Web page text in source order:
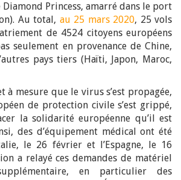
Princess, amarré dans le port
Au total, au 25 mars 2020, 25 vols
de 4524 citoyens européens
seulement en provenance de Chine,
pays tiers (Haïti, Japon, Maroc,
à mesure que le virus s’est propagée,
de protection civile s’est grippé,
la solidarité européenne qu’il est
des d’équipement médical ont été
le 26 février et l’Espagne, le 16
a relayé ces demandes de matériel
en particulier des